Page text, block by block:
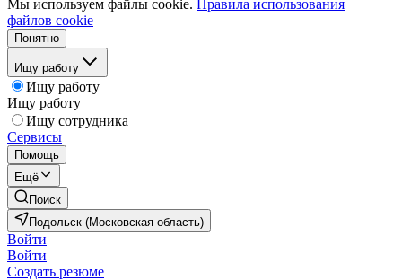
Мы используем файлы cookie. Правила использования
файлов cookie
Понятно
Ищу работу
Ищу работу
Ищу работу
Ищу сотрудника
Сервисы
Помощь
Ещё
Поиск
Подольск (Московская область)
Войти
Войти
Создать резюме